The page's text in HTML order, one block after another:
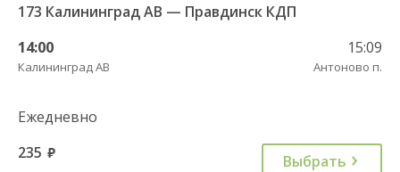
173 Калининград АВ — Правдинск КДП
14:00
Калининград АВ
15:09
Антоново п.
Ежедневно
235 руб. Выбрать